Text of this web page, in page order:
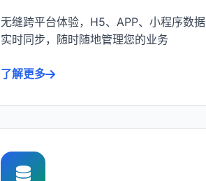
无缝跨平台体验，H5、APP、小程序数据
实时同步，随时随地管理您的业务
了解更多